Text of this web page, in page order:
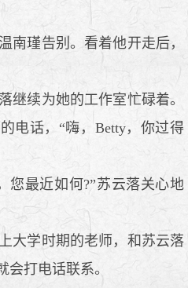
瑾告别。看着他开走后，
续为她的工作室忙碌着。
电话，“嗨，Betty，你过得
最近如何?”苏云落关心地
大学时期的老师，和苏云落
会打电话联系。